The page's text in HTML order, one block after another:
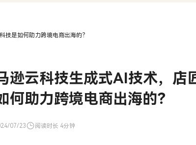
技是如何助力跨境电商出海的？
逊云科技生成式AI技术，店
何助力跨境电商出海的？
07/23 阅读时长 4分钟